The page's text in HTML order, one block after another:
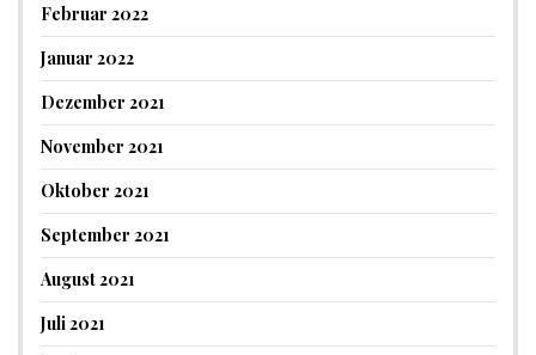
Februar 2022
Januar 2022
Dezember 2021
November 2021
Oktober 2021
September 2021
August 2021
Juli 2021